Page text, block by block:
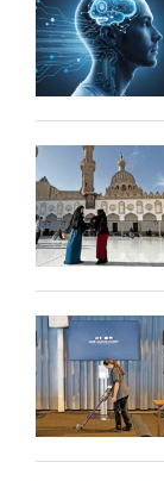
sviluppi su
che presenta già
presenza umana
vero percorso,
modalità per cui
concettuale».
L’ideatore del
presidente
responsabile
Misox) che sul
«un buon mix tra
buone capacità